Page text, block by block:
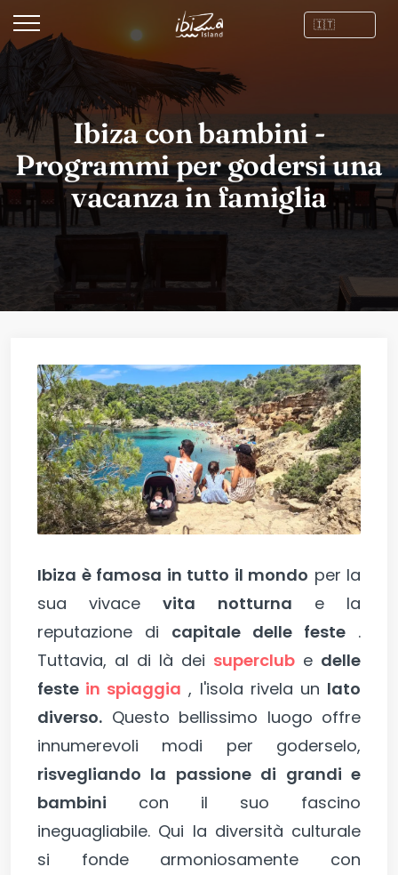
Ibiza con bambini -
Programmi per godersi una
vacanza in famiglia
Ibiza è famosa in tutto il mondo per la
sua vivacevita notturna e la
reputazione di capitale delle feste .
Tuttavia, al di là dei superclub e delle
feste in spiaggia , l'isola rivela un lato
diverso. Questo bellissimo luogo offre
innumerevoli modi per goderselo,
risvegliando la passione di grandi e
bambini con il suo fascino
ineguagliabile. Qui la diversità culturale
si fonde armoniosamente con